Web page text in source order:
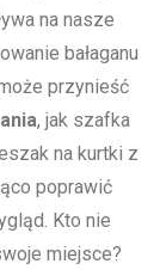
na nasze
bałaganu⁢
przynieść
, jak szafka ​
na kurtki z
‍poprawić
Kto‍ nie
miejsce?